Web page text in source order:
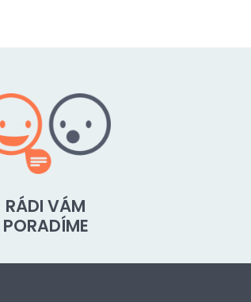
RÁDI VÁM
PORADÍME